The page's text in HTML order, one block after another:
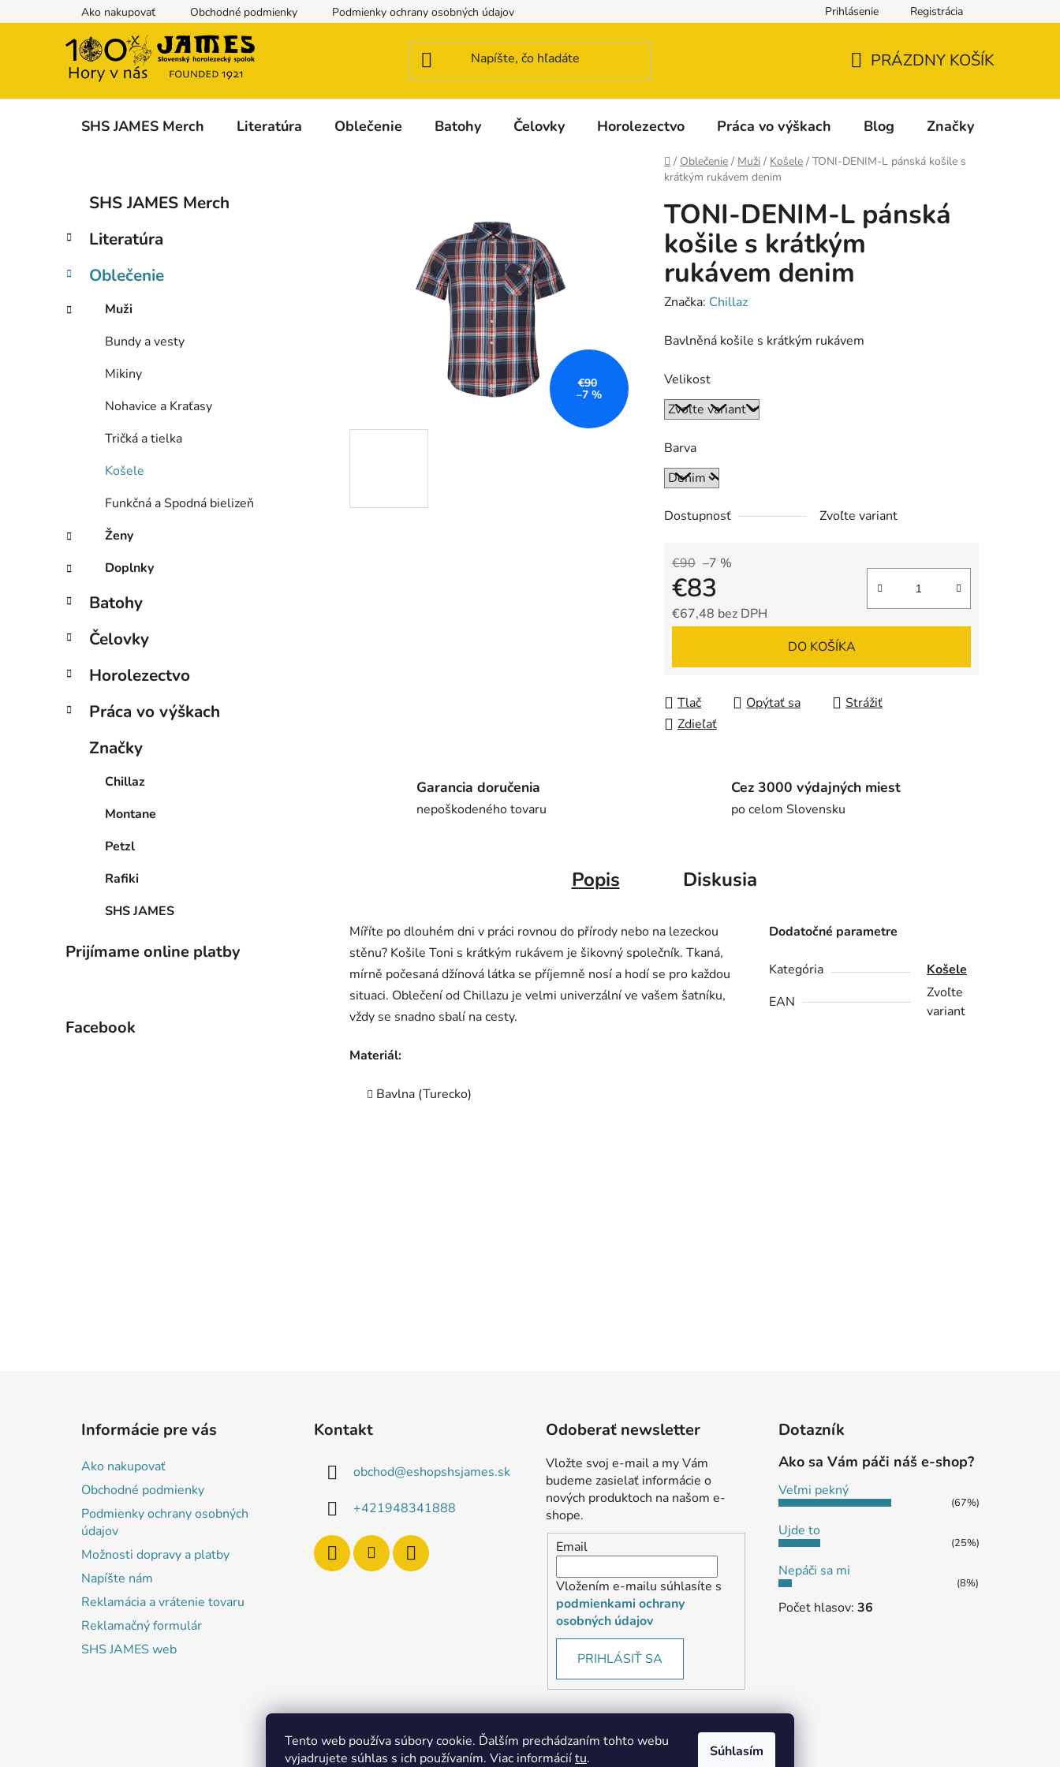
Tento web používa súbory cookie. Ďalším prechádzaním tohto webu
vyjadrujete súhlas s ich používaním. Viac informáciítu. Súhlasím
na
Ako nakupovať Obchodné podmienky Podmienky ochrany osobných údajov Reklamácia a vrátenie tovaru
Prihlásenie Registrácia
KOŠÍK
PRÁZDNY KOŠÍK
SHS JAMES Merch Literatúra Oblečenie Batohy Čelovky Horolezectvo Práca vo výškach Blog Značky
Domov
/ Oblečenie / Muži / Košele / TONI-DENIM-L pánská košile s
krátkým rukávem denim
č
ý
a
Preskočiť
kategórie
e
ó
i
SHS JAMES Merch
Literatúra
Oblečenie
Muži
Bundy a vesty
Mikiny
Nohavice a Kraťasy
Tričká a tielka
Košele
Funkčná a Spodná bielizeň
Ženy
Doplnky
Batohy
Čelovky
Horolezectvo
Práca vo výškach
Značky
Chillaz
Montane
Petzl
Rafiki
SHS JAMES
Prijímame online platby
Facebook
TONI-DENIM-L pánská
košile s krátkým
rukávem denim
Značka: Chillaz
Bavlněná košile s krátkým rukávem
Velikost
Barva
Dostupnosť Zvoľte variant
€90 –7 %
€83
€67,48 bez DPH
DO KOŠÍKA
Tlač Opýtať sa
Strážiť
Zdieľať
€90
–7 %
Garancia doručenia
nepoškodeného tovaru
Cez 3000 výdajných miest
po celom Slovensku
Popis Diskusia
Míříte po dlouhém dni v práci rovnou do přírody nebo na lezeckou
stěnu? Košile Toni s krátkým rukávem je šikovný společník. Tkaná,
mírně počesaná džínová látka se příjemně nosí a hodí se pro každou
situaci. Oblečení od Chillazu je velmi univerzální ve vašem šatníku,
vždy se snadno sbalí na cesty.
Materiál:
Bavlna (Turecko)
Dodatočné parametre
Kategória
Košele
EAN
Zvoľte
variant
Informácie pre vás
Ako nakupovať
Obchodné podmienky
Podmienky ochrany osobných
údajov
Možnosti dopravy a platby
Napíšte nám
Reklamácia a vrátenie tovaru
Reklamačný formulár
SHS JAMES web
Kontakt
obchod@eshopshsjames.sk
+421948341888
Odoberať newsletter
Vložte svoj e-mail a my Vám
budeme zasielať informácie o
nových produktoch na našom e-
shope.
Email
Vložením e-mailu súhlasíte s
podmienkami ochrany
osobných údajov
PRIHLÁSIŤ SA
Dotazník
Ako sa Vám páči náš e-shop?
Veľmi pekný
(67%)
Ujde to
(25%)
Nepáči sa mi
(8%)
Počet hlasov: 36
MôjPrvýEshop.sk Shoptet.sk